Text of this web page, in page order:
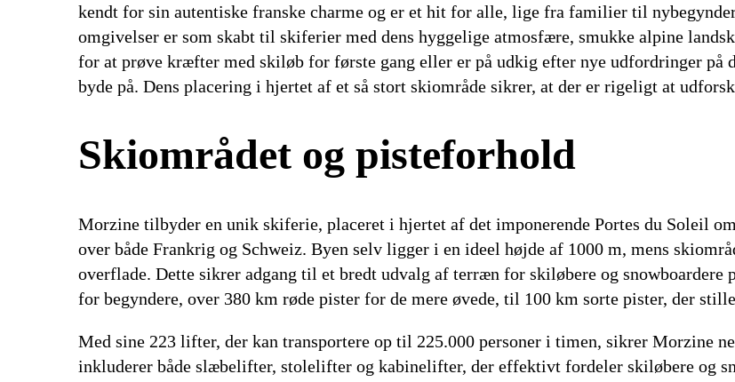
kendt for sin autentiske franske charme og er et hit for alle, lige fra familier til
omgivelser er som skabt til skiferier med dens hyggelige atmosfære, smukke alpine
for at prøve kræfter med skiløb for første gang eller er på udkig efter nye udfordringer på
byde på. Dens placering i hjertet af et så stort skiområde sikrer, at der er rigeligt at
Skiområdet og pisteforhold
Morzine tilbyder en unik skiferie, placeret i hjertet af det imponerende Portes du Soleil
over både Frankrig og Schweiz. Byen selv ligger i en ideel højde af 1000 m, mens
overflade. Dette sikrer adgang til et bredt udvalg af terræn for skiløbere og snowboardere
for begyndere, over 380 km røde pister for de mere øvede, til 100 km sorte pister, der
Med sine 223 lifter, der kan transportere op til 225.000 personer i timen, sikrer Morzine
inkluderer både slæbelifter, stolelifter og kabinelifter, der effektivt fordeler skiløbere og